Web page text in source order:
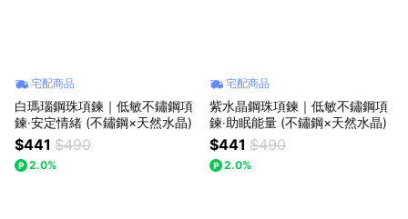
宅配商品
白瑪瑙鋼珠項鍊｜低敏不鏽鋼項
鍊‧安定情緒 (不鏽鋼×天然水晶)
$441 $490
2.0%
宅配商品
紫水晶鋼珠項鍊｜低敏不鏽鋼項
鍊‧助眠能量 (不鏽鋼×天然水晶)
$441 $490
2.0%